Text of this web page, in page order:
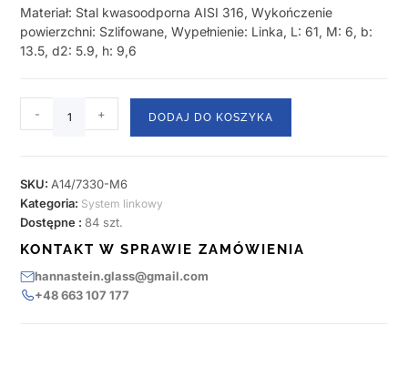
Materiał: Stal kwasoodporna AISI 316, Wykończenie
powierzchni: Szlifowane, Wypełnienie: Linka, L: 61, M: 6, b:
13.5, d2: 5.9, h: 9,6
- + DODAJ DO KOSZYKA
SKU: A14/7330-M6
Kategoria: System linkowy
Dostępne :84 szt.
KONTAKT W SPRAWIE ZAMÓWIENIA
hannastein.glass@gmail.com
+48 663 107 177